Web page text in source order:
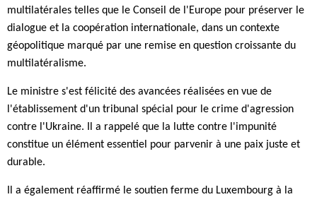
multilatérales telles que le Conseil de l'Europe pour préserver le
dialogue et la coopération internationale, dans un contexte
géopolitique marqué par une remise en question croissante du
multilatéralisme.
Le ministre s'est félicité des avancées réalisées en vue de
l'établissement d'un tribunal spécial pour le crime d'agression
contre l'Ukraine. Il a rappelé que la lutte contre l'impunité
constitue un élément essentiel pour parvenir à une paix juste et
durable.
Il a également réaffirmé le soutien ferme du Luxembourg à la